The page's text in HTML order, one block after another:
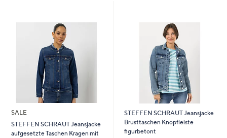
diese
anzuzeigen.
SALE
STEFFEN SCHRAUT Jeansjacke
aufgesetzte Taschen Kragen mit
STEFFEN SCHRAUT Jeansjacke
Brusttaschen Knopfleiste
figurbetont